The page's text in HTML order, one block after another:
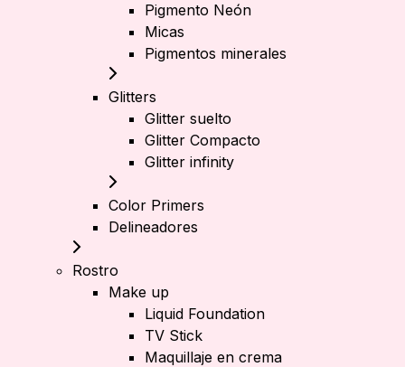
Pigmento Neón
Micas
Pigmentos minerales
Glitters
Glitter suelto
Glitter Compacto
Glitter infinity
Color Primers
Delineadores
Rostro
Make up
Liquid Foundation
TV Stick
Maquillaje en crema